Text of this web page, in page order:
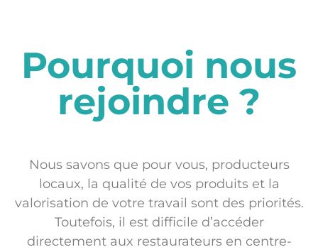
Pourquoi nous
rejoindre ?
Nous savons que pour vous, producteurs
locaux, la qualité de vos produits et la
valorisation de votre travail sont des priorités.
Toutefois, il est difficile d’accéder
directement aux restaurateurs en centre-